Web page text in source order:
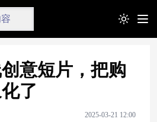
Toggle
意短片，把购
了
2025-03-21 12:00